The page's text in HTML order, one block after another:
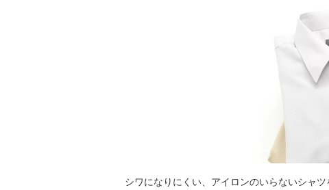
シワになりにくい、アイロンのいらないシャ